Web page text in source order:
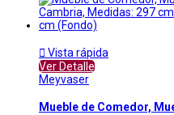
 Vista rápida
Ver Detalle
Meyvaser
Mueble de Comedor,